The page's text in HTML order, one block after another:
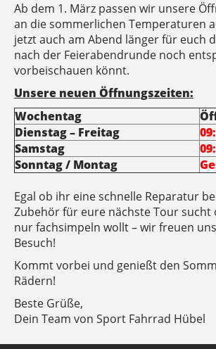
Ab dem 1. März passen wir unsere
an die sommerlichen Temperaturen
jetzt auch am Abend länger für euch
nach der Feierabendrunde noch
vorbeischauen könnt.
Unsere neuen Öffnungszeiten:
Wochentag
Dienstag – Freitag
Samstag
Sonntag / Montag
Egal ob ihr eine schnelle Reparatur
Zubehör für eure nächste Tour sucht
nur fachsimpeln wollt – wir freuen
Besuch!
Kommt vorbei und genießt den
Rädern!
Beste Grüße,
Dein Team von Sport Fahrrad Hübel